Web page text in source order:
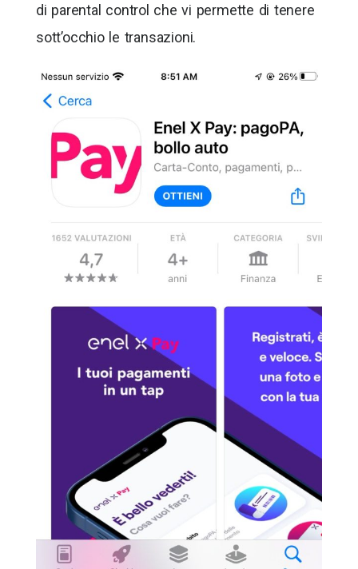
di parental control che vi permette di tenere
sott’occhio le transazioni.